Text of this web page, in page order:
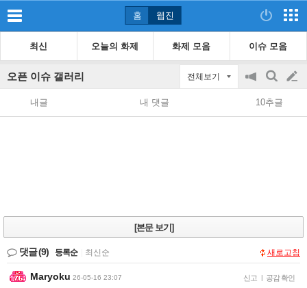
홈 웹진
최신 오늘의 화제 화제 모음 이슈 모음
오픈 이슈 갤러리 전체보기
공
지
on/off
검
색
글
쓰
내글 내 댓글 10추글
[본문 보기]
댓글(9) 등록순 최신순 새로고침
Maryoku 26-05-16 23:07 신고 | 공감 확인